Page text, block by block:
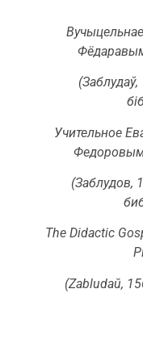
Вучыцельнае
(Заблудаў,
Учительное
(Заблудов,
The Didactic
(Zabludaŭ,